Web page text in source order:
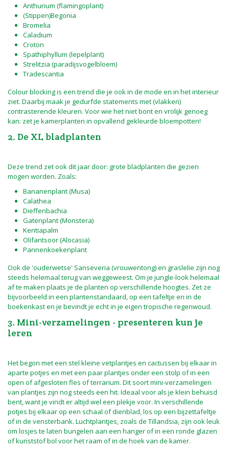
Anthurium (flamingoplant)
(Stippen)Begonia
Bromelia
Caladium
Croton
Spathiphyllum (lepelplant)
Strelitzia (paradijsvogelbloem)
Tradescantia
Colour blocking is een trend die je ook in de mode en in het interieur
ziet. Daarbij maak je gedurfde statements met (vlakken)
contrasterende kleuren. Voor wie het niet bont en vrolijk genoeg
kan: zet je kamerplanten in opvallend gekleurde bloempotten!
2. De XL bladplanten
Deze trend zet ook dit jaar door: grote bladplanten die gezien
mogen worden. Zoals:
Bananenplant (Musa)
Calathea
Dieffenbachia
Gatenplant (Monstera)
Kentiapalm
Olifantsoor (Alocasia)
Pannenkoekenplant
Ook de 'ouderwetse' Sanseveria (vrouwentong) en graslelie zijn nog
steeds helemaal terug van weggeweest. Om je jungle-look helemaal
af te maken plaats je de planten op verschillende hoogtes. Zet ze
bijvoorbeeld in een plantenstandaard, op een tafeltje en in de
boekenkast en je bevindt je echt in je eigen tropische regenwoud.
3. Mini-verzamelingen - presenteren kun je
leren
Het begon met een stel kleine vetplantjes en cactussen bij elkaar in
aparte potjes en met een paar plantjes onder een stolp of in een
open of afgesloten fles of terrarium. Dit soort mini-verzamelingen
van plantjes zijn nog steeds een hit. Ideaal voor als je klein behuisd
bent, want je vindt er altijd wel een plekje voor. In verschillende
potjes bij elkaar op een schaal of dienblad, los op een bijzettafeltje
of in de vensterbank. Luchtplantjes, zoals de Tillandsia, zijn ook leuk
om losjes te laten bungelen aan een hanger of in een ronde glazen
of kunststof bol voor het raam of in de hoek van de kamer.